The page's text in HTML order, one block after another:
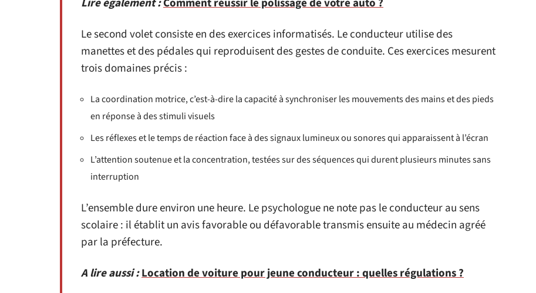
Lire également :Comment réussir le polissage de votre auto ?
Le second volet consiste en des exercices informatisés. Le conducteur utilise des
manettes et des pédales qui reproduisent des gestes de conduite. Ces exercices mesurent
trois domaines précis :
La coordination motrice, c’est-à-dire la capacité à synchroniser les mouvements des mains et des pieds
en réponse à des stimuli visuels
Les réflexes et le temps de réaction face à des signaux lumineux ou sonores qui apparaissent à l’écran
L’attention soutenue et la concentration, testées sur des séquences qui durent plusieurs minutes sans
interruption
L’ensemble dure environ une heure. Le psychologue ne note pas le conducteur au sens
scolaire : il établit un avis favorable ou défavorable transmis ensuite au médecin agréé
par la préfecture.
A lire aussi :Location de voiture pour jeune conducteur : quelles régulations ?